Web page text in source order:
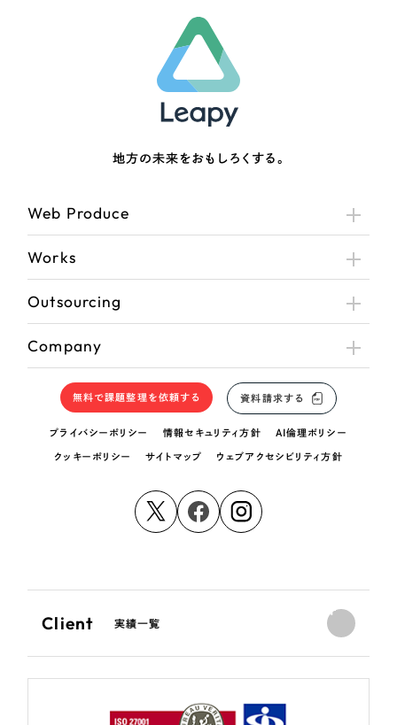
地方の未来をおもしろくする。
Web Produce
Works
Outsourcing
Company
無料で課題整理を依頼する 資料請求する
プライバシーポリシー 情報セキュリティ方針 AI倫理ポリシー
クッキーポリシー サイトマップ ウェブアクセシビリティ方針
Client 実績一覧